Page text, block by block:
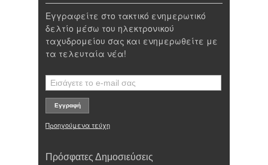
Εγγραφείτε στο τακτικό ενημερωτικό
δελτίο μέσω του ηλεκτρονικού
ταχυδρομείου σας και ενημερωθείτε με
τα τελευταία νέα!
Προηγούμενα τεύχη
Πρόσφατες Δημοσιεύσεις